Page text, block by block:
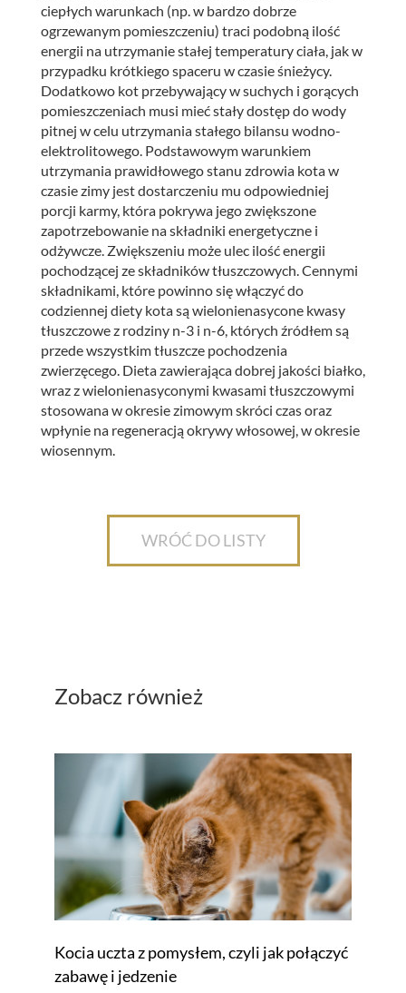
ciepłych warunkach (np. w bardzo dobrze
ogrzewanym pomieszczeniu) traci podobną ilość
energii na utrzymanie stałej temperatury ciała, jak w
przypadku krótkiego spaceru w czasie śnieżycy.
Dodatkowo kot przebywający w suchych i gorących
pomieszczeniach musi mieć stały dostęp do wody
pitnej w celu utrzymania stałego bilansu wodno-
elektrolitowego. Podstawowym warunkiem
utrzymania prawidłowego stanu zdrowia kota w
czasie zimy jest dostarczeniu mu odpowiedniej
porcji karmy, która pokrywa jego zwiększone
zapotrzebowanie na składniki energetyczne i
odżywcze. Zwiększeniu może ulec ilość energii
pochodzącej ze składników tłuszczowych. Cennymi
składnikami, które powinno się włączyć do
codziennej diety kota są wielonienasycone kwasy
tłuszczowe z rodziny n-3 i n-6, których źródłem są
przede wszystkim tłuszcze pochodzenia
zwierzęcego. Dieta zawierająca dobrej jakości białko,
wraz z wielonienasyconymi kwasami tłuszczowymi
stosowana w okresie zimowym skróci czas oraz
wpłynie na regeneracją okrywy włosowej, w okresie
wiosennym.
WRÓĆ DO LISTY
Zobacz również
Kocia uczta z pomysłem, czyli jak połączyć
zabawę i jedzenie